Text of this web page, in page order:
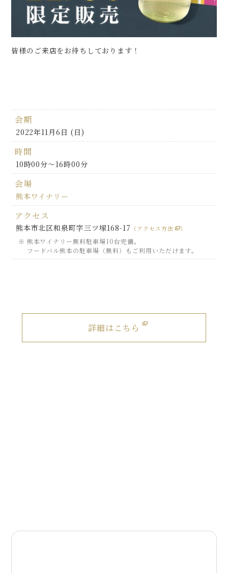
皆様のご来店をお待ちしております！
会期
2022年11月6日 (日)
時間
10時00分～16時00分
会場
熊本ワイナリー
アクセス
熊本市北区和泉町字三ツ塚168-17 （アクセス方法 ）
熊本ワイナリー無料駐車場10台完備。
フードバル熊本の駐車場（無料）もご利用いただけます。
詳細はこちら